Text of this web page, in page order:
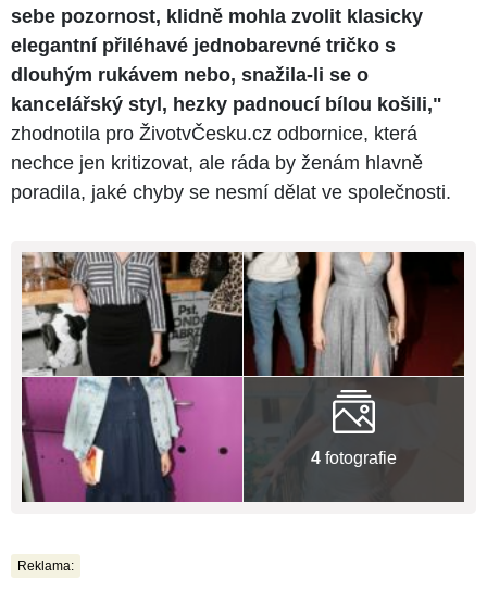
sebe pozornost, klidně mohla zvolit klasicky
elegantní přiléhavé jednobarevné tričko s
dlouhým rukávem nebo, snažila-li se o
kancelářský styl, hezky padnoucí bílou košili,"
zhodnotila pro ŽivotvČesku.cz odbornice, která
nechce jen kritizovat, ale ráda by ženám hlavně
poradila, jaké chyby se nesmí dělat ve společnosti.
4 fotografie
Reklama: